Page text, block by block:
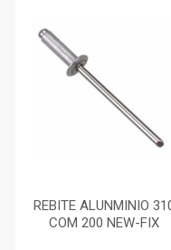
REBITE ALUNMINIO
COM 200 NEW-FIX